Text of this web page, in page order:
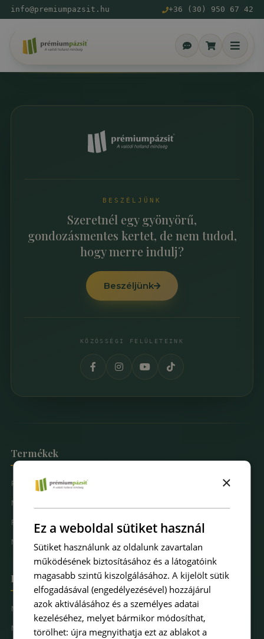
info@premiumpazsit.hu +36 (30) 950 67 42
BESZÉLJÜNK
Szeretnél egy gyönyörű,
gondozásmentes kertet, de nem tudod,
hogy merre indulj?
Beszéljünk
KÖZÖSSÉGI FELÜLETEINK
Termékek
Prémium Pázsit® Műfüvek
Mintarendelés
Fűfal Dekoráció
Műfűkarbantartás
Hova keresel pázsitot
Műfű kertbe
Műfű teraszra
×
Ez a weboldal sütiket használ
Sütiket használunk az oldalunk zavartalan
működésének biztosításához és a látogatóink
magasabb szintű kiszolgálásához. A kijelölt sütik
elfogadásával (engedélyezésével) hozzájárul
azok aktiválásához és a személyes adatai
kezeléséhez, melyet bármikor módosíthat,
törölhet: újra megnyithatja ezt az ablakot a